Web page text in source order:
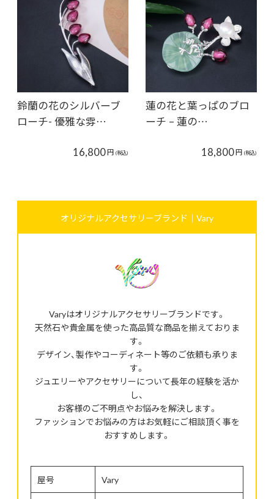
鈴蘭の花のシルバーブ
ローチ- 優雅な雰…
16,800円 (税込)
蓮の花と葉っぱのブロ
ーチ – 蓮の…
18,800円 (税込)
オリジナルアクセサリーブランド｜Vary
Varyはオリジナルアクセサリーブランドです。
天然石や貴金属を使った高品質な商品を揃えておりま
す。
デザイン、製作やコーディネート等のご依頼も承りま
す。
ジュエリーやアクセサリーについて長年の経験を活か
し、
お客様のご不明点やお悩みを解決します。
ファッションでお悩みの方はお気軽にご相談頂く事を
おすすめします。
屋号 Vary